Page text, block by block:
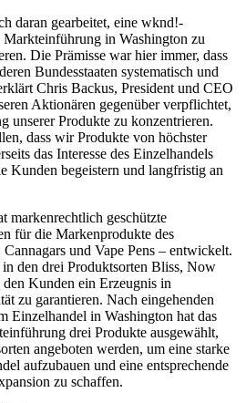
daran gearbeitet, eine wknd!-
in Washington zu
Die Prämisse war hier immer, dass
Bundesstaaten systematisch und
Chris Backus, President und CEO
Aktionären gegenüber verpflichtet,
unserer Produkte zu konzentrieren.
dass wir Produkte von höchster
das Interesse des Einzelhandels
Kunden begeistern und langfristig an
markenrechtlich geschützte
für die Markenprodukte des
und Vape Pens – entwickelt.
den drei Produktsorten Bliss, Now
Kunden ein Erzeugnis in
zu garantieren. Nach eingehenden
Einzelhandel in Washington hat das
drei Produkte ausgewählt,
angeboten werden, um eine starke
aufzubauen und eine entsprechende
zu schaffen.